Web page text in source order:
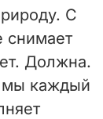
С
снимает
Должна.
мы каждый